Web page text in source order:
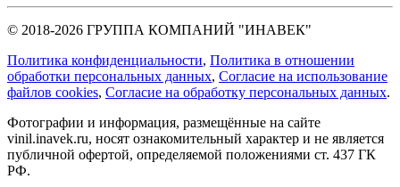
© 2018-2026 ГРУППА КОМПАНИЙ "ИНАВЕК"
Политика конфиденциальности, Политика в отношении
обработки персональных данных, Cогласие на использование
файлов cookies, Согласие на обработку персональных данных.
Фотографии и информация, размещённые на сайте
vinil.inavek.ru, носят ознакомительный характер и не является
публичной офертой, определяемой положениями ст. 437 ГК
РФ.